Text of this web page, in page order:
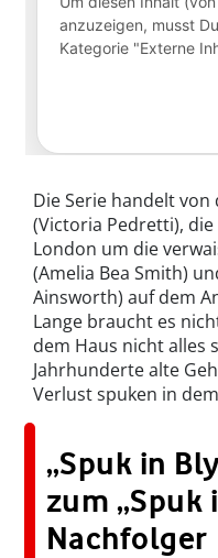
Die Serie handelt
(Victoria Pedretti),
London um die
(Amelia Bea Smith)
Ainsworth) auf dem
Lange braucht es
dem Haus nicht alles
Jahrhunderte alte
Verlust spuken in
„Spuk in
zum „Spuk
Nachfolger